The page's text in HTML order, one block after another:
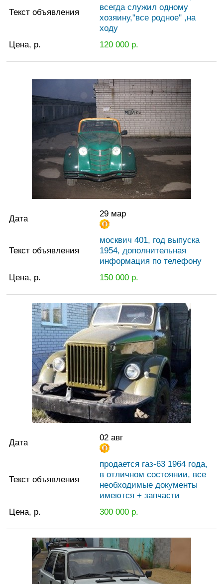
Текст объявления
всегда служил одному
хозяину,"все родное" ,на
ходу
Цена, р.
120 000р.
Дата 29 мар
Текст объявления
москвич 401, год выпуска
1954, дополнительная
информация по телефону
Цена, р.
150 000р.
Дата 02 авг
Текст объявления
продается газ-63 1964 года,
в отличном состоянии, все
необходимые документы
имеются + запчасти
Цена, р.
300 000р.